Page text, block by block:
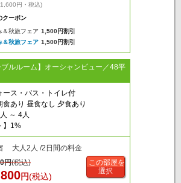
円・税込)
クーポン
＆秋旅フェア 1,500円割引
＆秋旅フェア 1,500円割引
ブルルーム】オーシャンビュー／48平
ース・バス・トイレ付
食あり 昼食なし 夕食あり
～ 4人
】1%
大人2人 /2日間の料金
円(税込)
円(税込)
この部屋を
選択